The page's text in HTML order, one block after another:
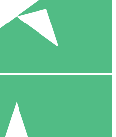
10 00
20 00